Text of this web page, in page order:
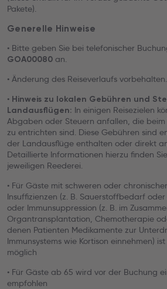
Pakete).
Generelle Hinweise
• Bitte geben Sie bei telefonischer
GOA00080 an.
• Änderung des Reiseverlaufs vorbehalten.
• Hinweis zu lokalen Gebühren und
Landausflügen: In einigen Reisezielen
Abgaben oder Steuern anfallen, die beim
zu entrichten sind. Diese Gebühren sind
der Landausflüge enthalten oder direkt
Detaillierte Informationen hierzu finden
jeweiligen Reederei.
• Für Gäste mit schweren oder
Insuffizienzen (z. B. Sauerstoffbedarf
oder Immunsuppression (z. B. im
Organtransplantation, Chemotherapie
denen Patienten Medikamente zur
Immunsystems wie Kortison einnehmen)
möglich
• Für Gäste ab 65 wird vor der Buchung
empfohlen